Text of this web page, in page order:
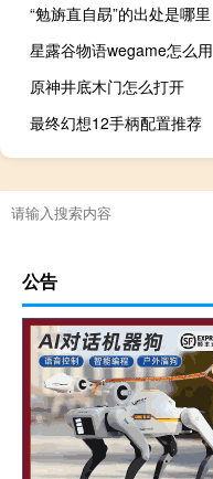
“勉旃直自勗”的出处是哪里
星露谷物语wegame怎么用
原神井底木门怎么打开
最终幻想12手柄配置推荐
公告